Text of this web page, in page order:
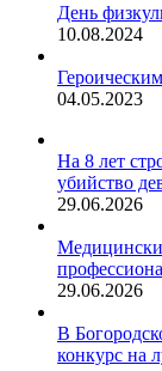
День
10.08.2024
04.05.2023
На 8 лет
убийство
29.06.2026
29.06.2026
В
конкурс на